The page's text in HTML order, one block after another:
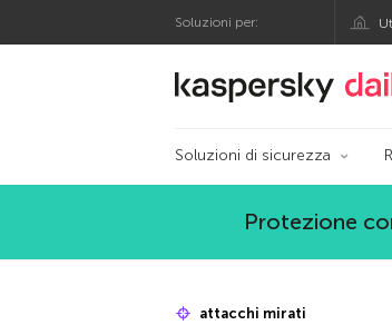
Soluzioni per:
Blog
Soluzioni di sicurezza
Protezione
attacchi mirati